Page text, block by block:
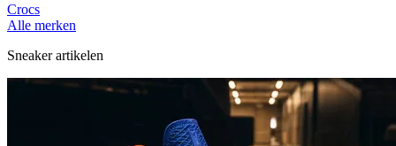
Crocs
Alle merken
Sneaker artikelen